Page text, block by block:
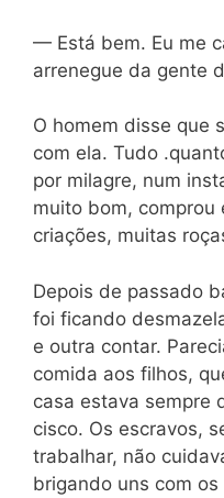
— Está bem. Eu me
arrenegue da gente
O homem disse que
com ela. Tudo
por milagre, num
muito bom, comprou
criações, muitas
Depois de passado
foi ficando
e outra contar.
comida aos filhos,
casa estava sempre
cisco. Os escravos,
trabalhar, não
brigando uns com